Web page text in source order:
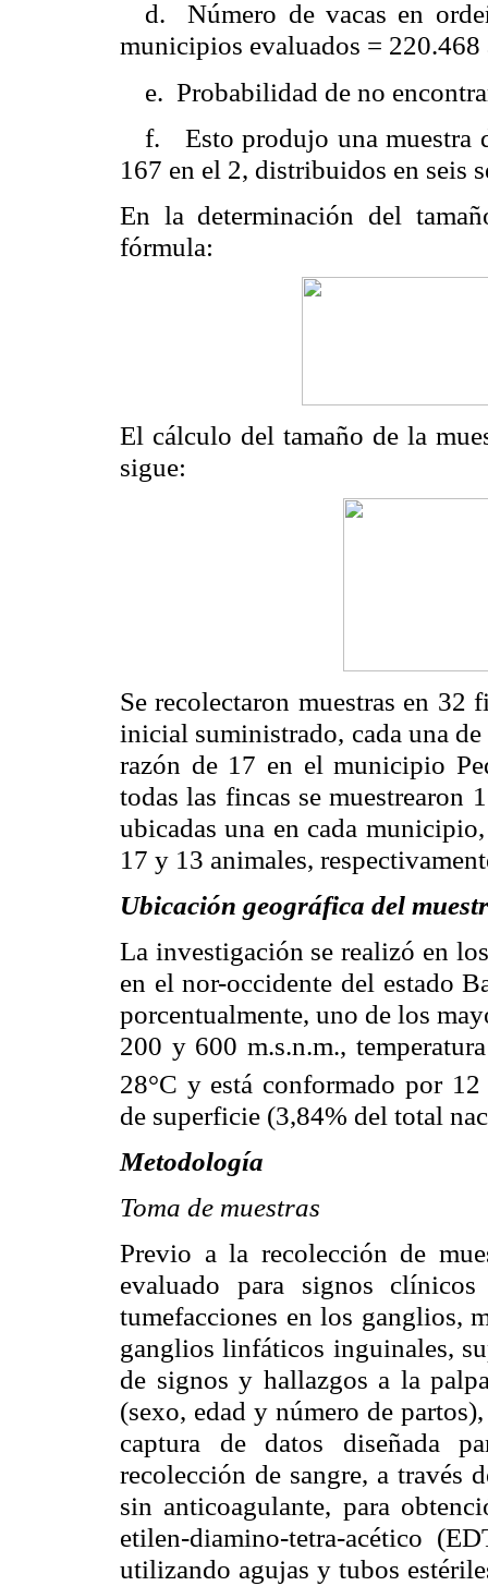
d. Número de vacas en
municipios evaluados = 220.468
e. Probabilidad de no
f. Esto produjo una muestra
167 en el 2, distribuidos en seis
En la determinación del
fórmula:
El cálculo del tamaño de la
sigue:
Se recolectaron muestras en 32
inicial suministrado, cada una de
razón de 17 en el municipio
todas las fincas se muestrearon
ubicadas una en cada
17 y 13 animales,
Ubicación geográfica del
La investigación se realizó en
en el nor-occidente del estado
porcentualmente, uno de los
200 y 600 m.s.n.m.,
28°C y está conformado por
de superficie (3,84% del total
Metodología
Toma de muestras
Previo a la recolección de
evaluado para signos
tumefacciones en los ganglios,
ganglios linfáticos inguinales,
de signos y hallazgos a la
(sexo, edad y número de
captura de datos diseñada
recolección de sangre, a través
sin anticoagulante, para
etilen-diamino-tetra-acético
utilizando agujas y tubos